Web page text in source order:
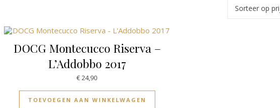
DOCG Montecucco Riserva –
L’Addobbo 2017
€24,90
TOEVOEGEN AAN WINKELWAGEN